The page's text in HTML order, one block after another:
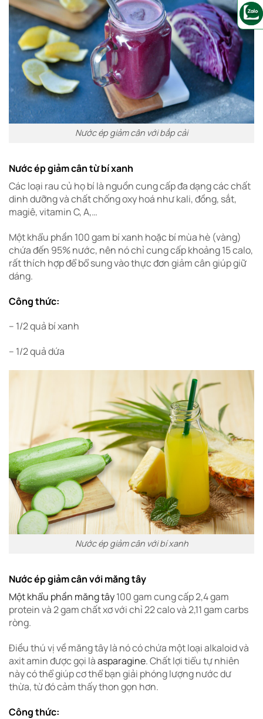
Nước ép giảm cân với bắp cải
Nước ép giảm cân từ bí xanh
Các loại rau củ họ bí là nguồn cung cấp đa dạng các chất
dinh dưỡng và chất chống oxy hoá như kali, đồng, sắt,
magiê, vitamin C, A,…
Một khẩu phần 100 gam bí xanh hoặc bí mùa hè (vàng)
chứa đến 95% nước, nên nó chỉ cung cấp khoảng 15 calo,
rất thích hợp để bổ sung vào thực đơn giảm cân giúp giữ
dáng.
Công thức:
– 1/2 quả bí xanh
– 1/2 quả dứa
Nước ép giảm cân với bí xanh
Nước ép giảm cân với măng tây
Một khẩu phần măng tây100 gam cung cấp 2,4 gam
protein và 2 gam chất xơ với chỉ 22 calo và 2,11 gam carbs
ròng.
Điều thú vị về măng tây là nó có chứa một loại alkaloid và
axit amin được gọi làasparagine. Chất lợi tiểu tự nhiên
này có thể giúp cơ thể bạn giải phóng lượng nước dư
thừa, từ đó cảm thấy thon gọn hơn.
Công thức: